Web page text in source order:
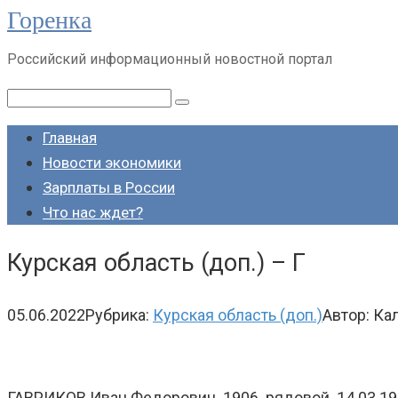
Перейти
контенту
Горенка
Российский информационный новостной портал
Поиск:
Главная
Новости экономики
Зарплаты в России
Что нас ждет?
Курская область (доп.) – Г
05.06.2022Рубрика: Курская область (доп.)Автор: